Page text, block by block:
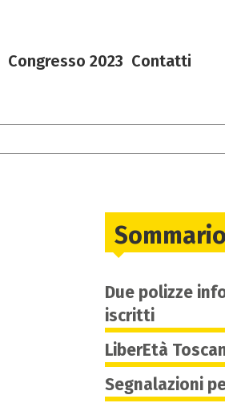
Congresso 2023 Contatti
Sommario
Due polizze
iscritti
LiberEtà
Segnalazioni